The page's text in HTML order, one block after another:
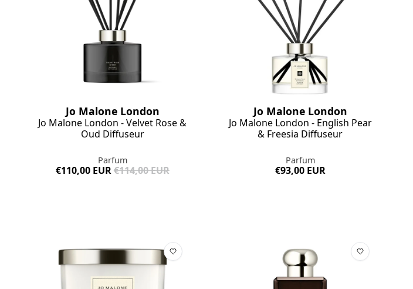
Jo Malone London
Jo Malone London - Velvet Rose &
Oud Diffuseur
Parfum
€110,00 EUR€114,00 EUR
Jo Malone London
Jo Malone London - English Pear
& Freesia Diffuseur
Parfum
€93,00 EUR